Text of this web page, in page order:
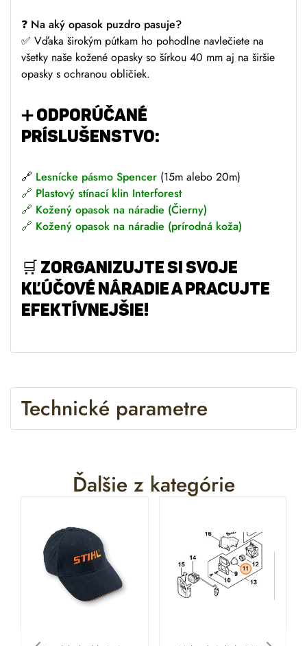
❓ Na aký opasok puzdro pasuje?
✅ Vďaka širokým pútkam ho pohodlne navlečiete na
všetky naše kožené opasky so šírkou 40 mm aj na širšie
opasky s ochranou obličiek.
➕ODPORÚČANÉ
PRÍSLUŠENSTVO:
🔗 Lesnícke pásmo Spencer (15m alebo 20m)
🔗 Plastový stínací klin Interforest
🔗 Kožený opasok na náradie (Čierny)
🔗 Kožený opasok na náradie (prírodná koža)
🛒 Zorganizujte si svoje
kľúčové náradie a pracujte
efektívnejšie!
Technické parametre
Ďalšie z kategórie